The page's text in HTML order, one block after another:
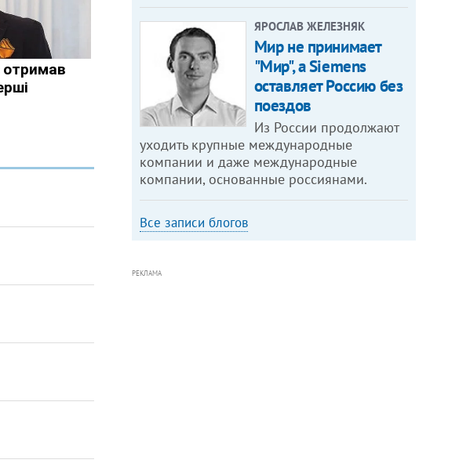
ЯРОСЛАВ ЖЕЛЕЗНЯК
Мир не принимает
"Мир", а Siemens
оставляет Россию без
поездов
Из России продолжают
уходить крупные международные
компании и даже международные
компании, основанные россиянами.
Все записи блогов
РЕКЛАМА